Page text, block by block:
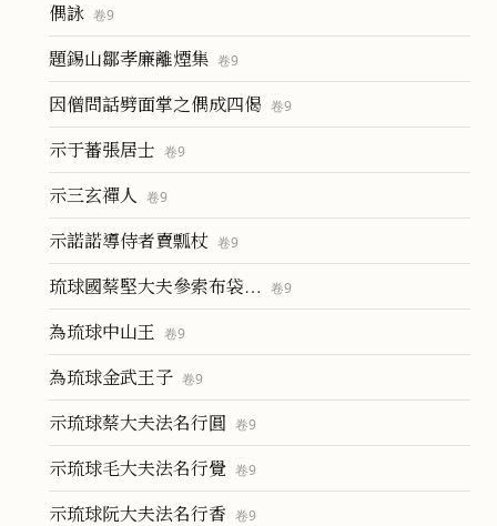
偶詠 卷9
題錫山鄒孝廉離煙集 卷9
因僧問話劈面掌之偶成四偈 卷9
示于蕃張居士 卷9
示三玄禪人 卷9
示諾諾導侍者賣瓢杖 卷9
琉球國蔡堅大夫參索布袋… 卷9
為琉球中山王 卷9
為琉球金武王子 卷9
示琉球蔡大夫法名行圓 卷9
示琉球毛大夫法名行覺 卷9
示琉球阮大夫法名行香 卷9